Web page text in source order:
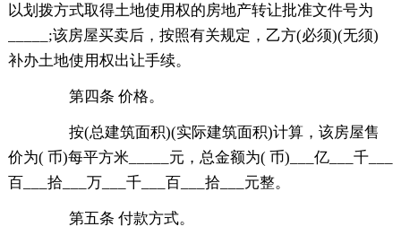
以划拨方式取得土地使用权的房地产转让批准文件号为
_____;该房屋买卖后，按照有关规定，乙方(必须)(无须)
补办土地使用权出让手续。
第四条 价格。
按(总建筑面积)(实际建筑面积)计算，该房屋售
价为( 币)每平方米_____元，总金额为( 币)___亿___千___
百___拾___万___千___百___拾___元整。
第五条 付款方式。